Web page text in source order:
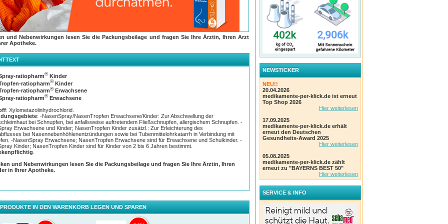
bei Schnupfen: NasenSpray-ratiopharm®
erkältete Kollegen oder einfach niesende Mitreisende im Bus – die
Nase, zunehmendem Niesreiz und plötzliche Abgeschlagenheit an.
Erkältung mit Schnupfen helfen viel Ruhe, ausreichend Flüssigkeit und erholsamer Schlaf. Doch
das Einschlafen fällt vielen Schnupfengeplagten schwer, wenn die Nase verstopft ist oder ständig
abschwellendes Nasenspray kann die verstopfte Nase befreien und so den erholsamen Schlaf
es in der Nacht zu einem ruhigeren Schlaf beiträgt, unterstützt es tagsüber die Linderung der
indem es für freies Durchatmen und Sekretabfluss sorgt. Aufgrund des verbesserten
reduziert sich das Risiko einer Nasennebenhöhlenentzündung. Zudem kann
ratiopharm®die Schnupfenzeit verkürzen. Das Spray ist frei von schädlichen
beträgt nach Anbruch 6 Monate.
und Nebenwirkungen lesen Sie die Packungsbeilage und fragen Sie Ihre Ärztin, Ihren Arzt
Apotheke.
ratiopharm®Kinder
ratiopharm®Kinder
ratiopharm®Erwachsene
ratiopharm®Erwachsene
: Xylometazolinhydrochlorid.
: -NasenSpray/NasenTropfen Erwachsene/Kinder: Zur Abschwellung der
bei Schnupfen, bei anfallsweise auftretendem Fließschnupfen, allergischem Schnupfen. -
Erwachsene und Kinder; NasenTropfen Kinder zusätzl.: Zur Erleichterung des
bei Nasennebenhöhlenentzündungen sowie bei Tubenmittelohrkatarrh in Verbindung mit
-NasenSpray Erwachsene; NasenTropfen Erwachsene sind für Erwachsene und Schulkinder. -
Kinder; NasenTropfen Kinder sind für Kinder von 2 bis 6 Jahren bestimmt.
und Nebenwirkungen lesen Sie die Packungsbeilage und fragen Sie Ihre Ärztin, Ihren
in Ihrer Apotheke.
IN DEN WARENKORB LEGEN UND SPAREN
NEWSTICKER
NEU!!
20.04.2026
medikamente-per-klick.de ist erneut
Top Shop 2026
Hier weiterlesen
17.09.2025
medikamente-per-klick.de erhält
erneut den Deutschen
Gesundheits-Award 2025
Hier weiterlesen
05.08.2025
medikamente-per-klick.de zählt
erneut zu "BAYERNS BEST 50"
Hier weiterlesen
SERVICE & INFO